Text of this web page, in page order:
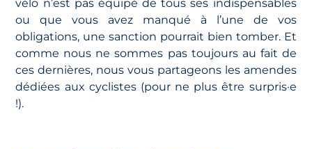
vélo n’est pas équipé de tous ses indispensables
ou que vous avez manqué à l’une de vos
obligations, une sanction pourrait bien tomber. Et
comme nous ne sommes pas toujours au fait de
ces dernières, nous vous partageons les amendes
dédiées aux cyclistes (pour ne plus être surpris·e
!).